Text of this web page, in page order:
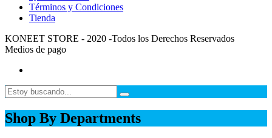
Términos y Condiciones
Tienda
KONEET STORE - 2020 -Todos los Derechos Reservados
Medios de pago
Shop By Departments